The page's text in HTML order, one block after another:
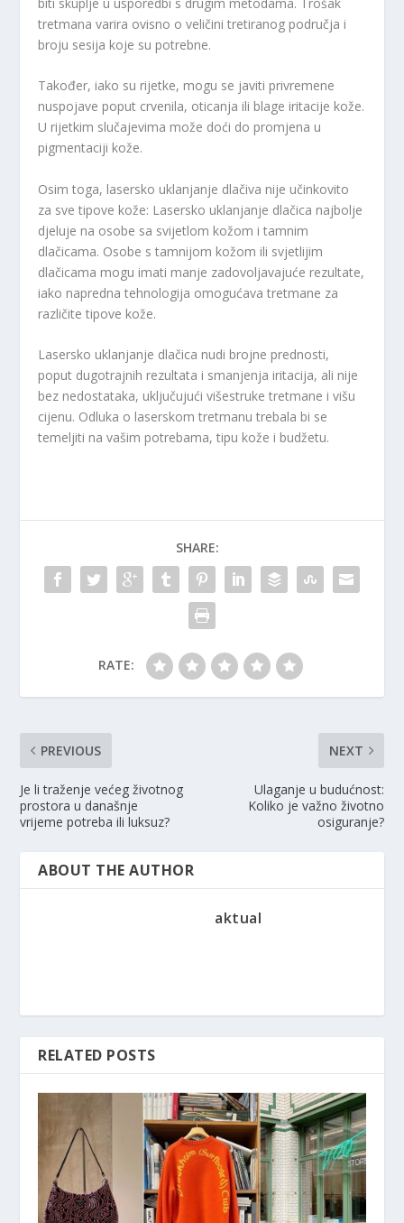
tretmana varira ovisno o veličini tretiranog područja i
broju sesija koje su potrebne.
Također, iako su rijetke, mogu se javiti privremene
nuspojave poput crvenila, oticanja ili blage iritacije kože.
U rijetkim slučajevima može doći do promjena u
pigmentaciji kože.
Osim toga, lasersko uklanjanje dlačiva nije učinkovito
za sve tipove kože: Lasersko uklanjanje dlačica najbolje
djeluje na osobe sa svijetlom kožom i tamnim
dlačicama. Osobe s tamnijom kožom ili svjetlijim
dlačicama mogu imati manje zadovoljavajuće rezultate,
iako napredna tehnologija omogućava tretmane za
različite tipove kože.
Lasersko uklanjanje dlačica nudi brojne prednosti,
poput dugotrajnih rezultata i smanjenja iritacija, ali nije
bez nedostataka, uključujući višestruke tretmane i višu
cijenu. Odluka o laserskom tretmanu trebala bi se
temeljiti na vašim potrebama, tipu kože i budžetu.
SHARE:
RATE:
PREVIOUS
Je li traženje većeg životnog
prostora u današnje
vrijeme potreba ili luksuz?
NEXT
Ulaganje u budućnost:
Koliko je važno životno
osiguranje?
ABOUT THE AUTHOR
aktual
RELATED POSTS